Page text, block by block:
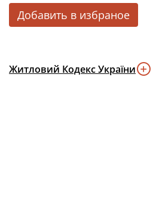
Добавить в избраное
Житловий Кодекс України